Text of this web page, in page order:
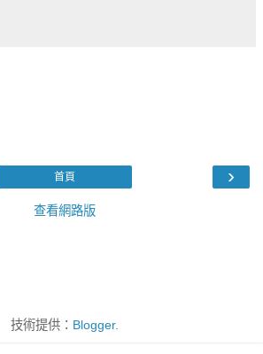
›
首頁
查看網路版
技術提供： Blogger.